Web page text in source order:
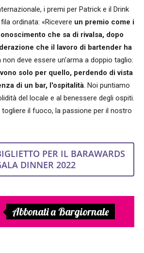
i premi per Patrick e il Drink
ordinata: «Ricevere un premio come i
che sa di rivalsa, dopo
che il lavoro di bartender ha
non deve essere un'arma a doppio taglio:
solo per quello, perdendo di vista
di un bar, l'ospitalità. Noi puntiamo
del locale e al benessere degli ospiti.
togliere il fuoco, la passione per il nostro
PER IL BARAWARDS
DINNER 2022
Abbonati a Bargiornale